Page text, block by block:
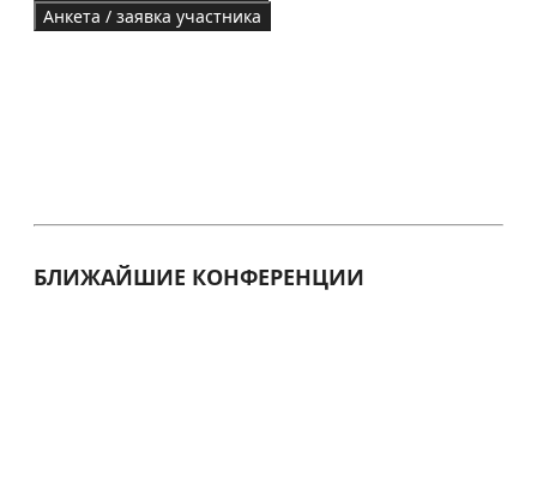
Анкета / заявка участника
БЛИЖАЙШИЕ КОНФЕРЕНЦИИ